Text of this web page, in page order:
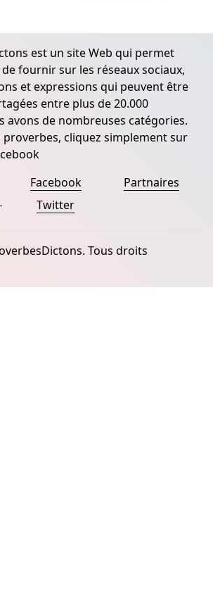
est un site Web qui permet
fournir sur les réseaux sociaux,
et expressions qui peuvent être
entre plus de 20.000
avons de nombreuses catégories.
cliquez simplement sur
Facebook
Twitter
Partnaires
Tous droits